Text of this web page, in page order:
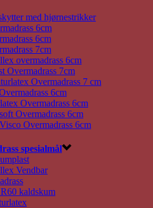
med hjørnestrikker
6cm
6cm
7cm
overmadrass 6cm
Overmadrass 7cm
Overmadrass 7 cm
6cm
Overmadrass 6cm
Overmadrass 6cm
Overmadrass 6cm
spesialmål
Vendbar
kaldskum